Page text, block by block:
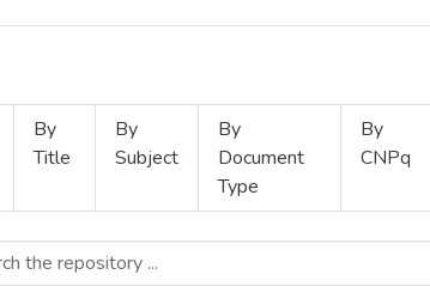
By
Title
By
Subject
By
Document
Type
By
CNPq